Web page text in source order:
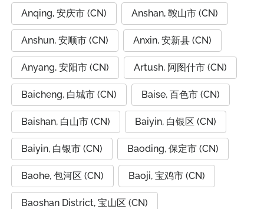
Anqing, 安庆市 (CN) Anshan, 鞍山市 (CN)
Anshun, 安顺市 (CN) Anxin, 安新县 (CN)
Anyang, 安阳市 (CN) Artush, 阿图什市 (CN)
Baicheng, 白城市 (CN) Baise, 百色市 (CN)
Baishan, 白山市 (CN) Baiyin, 白银区 (CN)
Baiyin, 白银市 (CN) Baoding, 保定市 (CN)
Baohe, 包河区 (CN) Baoji, 宝鸡市 (CN)
Baoshan District, 宝山区 (CN)